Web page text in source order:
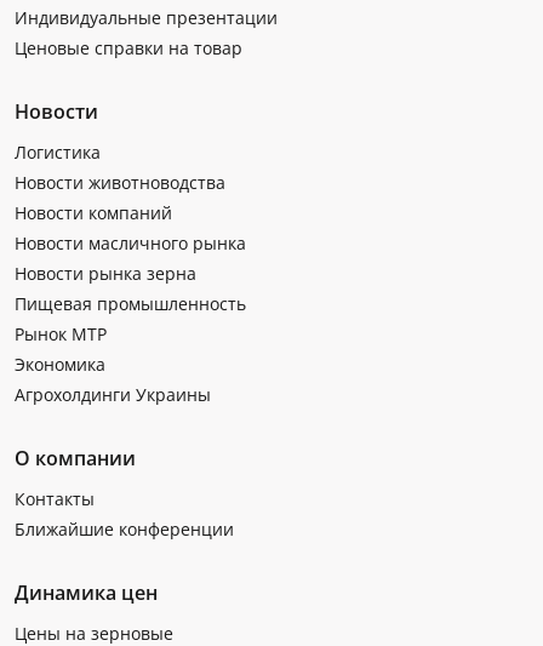
Индивидуальные презентации
Ценовые справки на товар
Новости
Логистика
Новости животноводства
Новости компаний
Новости масличного рынка
Новости рынка зерна
Пищевая промышленность
Рынок МТР
Экономика
Агрохолдинги Украины
О компании
Контакты
Ближайшие конференции
Динамика цен
Цены на зерновые